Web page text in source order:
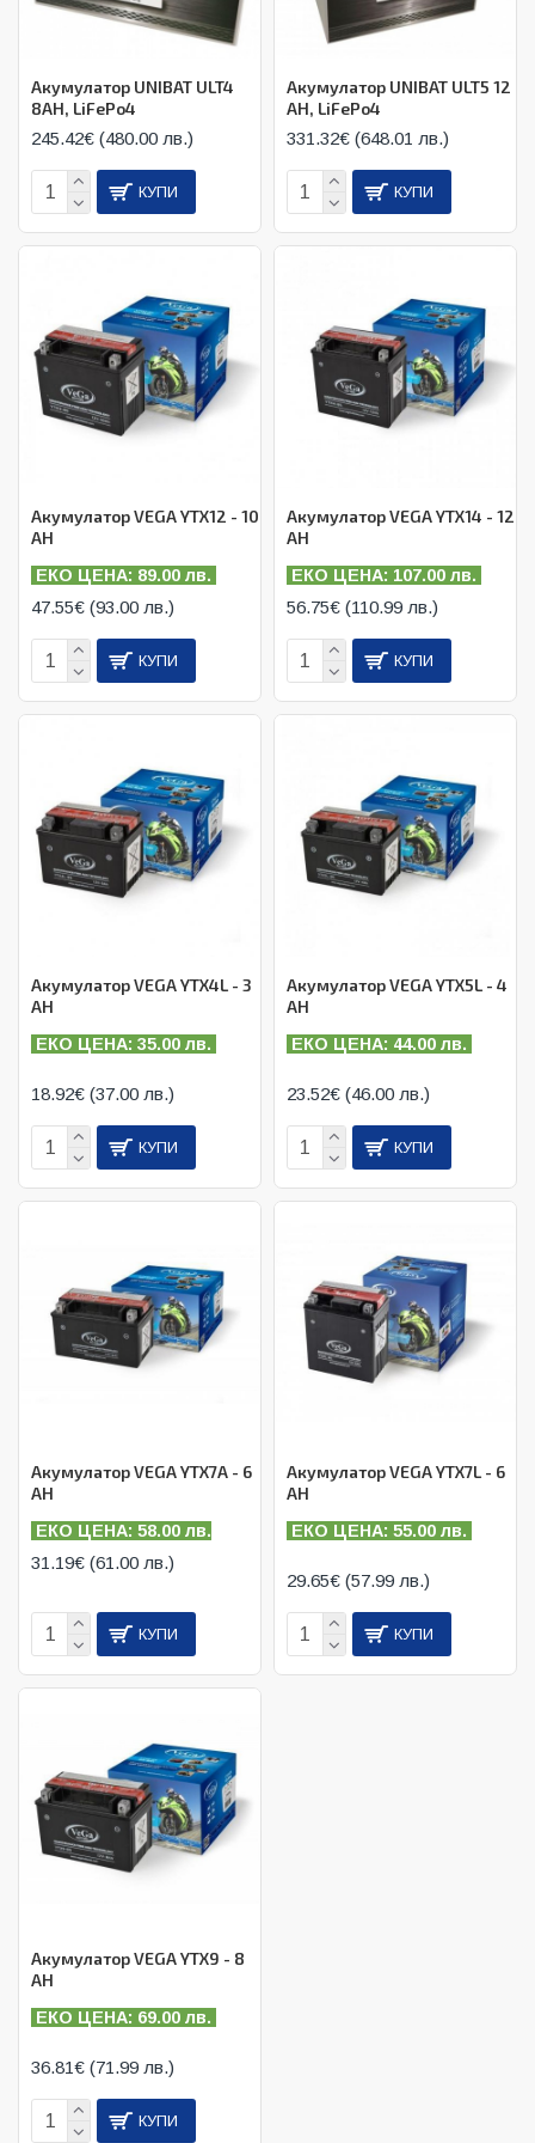
Акумулатор UNIBAT ULT4
8AH, LiFePo4
245.42€ (480.00 лв.)
КУПИ
Акумулатор UNIBAT ULT5 12
AH, LiFePo4
331.32€ (648.01 лв.)
КУПИ
Акумулатор VEGA YTX12 - 10
AH
ЕКО ЦЕНА: 89.00 лв.
47.55€ (93.00 лв.)
КУПИ
Акумулатор VEGA YTX14 - 12
AH
ЕКО ЦЕНА: 107.00 лв.
56.75€ (110.99 лв.)
КУПИ
Акумулатор VEGA YTX4L - 3
AH
ЕКО ЦЕНА: 35.00 лв.
18.92€ (37.00 лв.)
КУПИ
Акумулатор VEGA YTX5L - 4
AH
ЕКО ЦЕНА: 44.00 лв.
23.52€ (46.00 лв.)
КУПИ
Акумулатор VEGA YTX7A - 6
AH
ЕКО ЦЕНА: 58.00 лв.
31.19€ (61.00 лв.)
КУПИ
Акумулатор VEGA YTX7L - 6
AH
ЕКО ЦЕНА: 55.00 лв.
29.65€ (57.99 лв.)
КУПИ
Акумулатор VEGA YTX9 - 8
AH
ЕКО ЦЕНА: 69.00 лв.
36.81€ (71.99 лв.)
КУПИ